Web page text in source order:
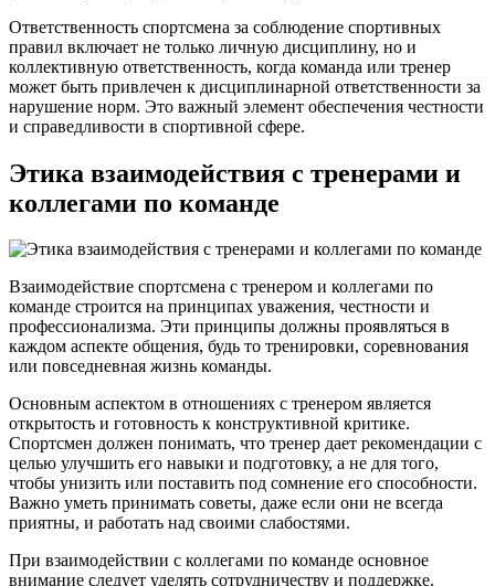
Ответственность спортсмена за соблюдение спортивных
правил включает не только личную дисциплину, но и
коллективную ответственность, когда команда или тренер
может быть привлечен к дисциплинарной ответственности за
нарушение норм. Это важный элемент обеспечения честности
и справедливости в спортивной сфере.
Этика взаимодействия с тренерами и
коллегами по команде
Взаимодействие спортсмена с тренером и коллегами по
команде строится на принципах уважения, честности и
профессионализма. Эти принципы должны проявляться в
каждом аспекте общения, будь то тренировки, соревнования
или повседневная жизнь команды.
Основным аспектом в отношениях с тренером является
открытость и готовность к конструктивной критике.
Спортсмен должен понимать, что тренер дает рекомендации с
целью улучшить его навыки и подготовку, а не для того,
чтобы унизить или поставить под сомнение его способности.
Важно уметь принимать советы, даже если они не всегда
приятны, и работать над своими слабостями.
При взаимодействии с коллегами по команде основное
внимание следует уделять сотрудничеству и поддержке.